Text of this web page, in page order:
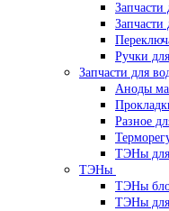
Запчасти
Ручки
Запчасти для
Аноды
Разное
ТЭНы для
ТЭНы
ТЭНы
ТЭНы для